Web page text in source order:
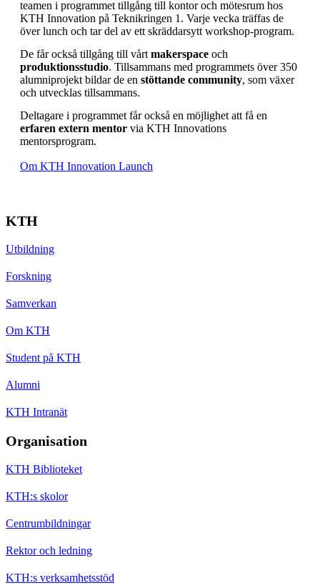
teamen i programmet tillgång till kontor och mötesrum hos
KTH Innovation på Teknikringen 1. Varje vecka träffas de
över lunch och tar del av ett skräddarsytt workshop-program.
De får också tillgång till vårt makerspace och
produktionsstudio. Tillsammans med programmets över 350
alumniprojekt bildar de en stöttande community, som växer
och utvecklas tillsammans.
Deltagare i programmet får också en möjlighet att få en
erfaren extern mentor via KTH Innovations
mentorsprogram.
Om KTH Innovation Launch
KTH
Utbildning
Forskning
Samverkan
Om KTH
Student på KTH
Alumni
KTH Intranät
Organisation
KTH Biblioteket
KTH:s skolor
Centrumbildningar
Rektor och ledning
KTH:s verksamhetsstöd